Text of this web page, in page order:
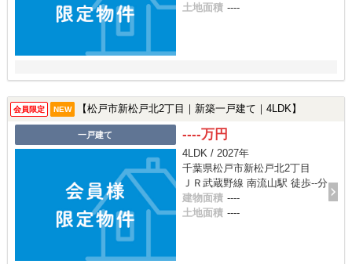
土地面積 ----
会員限定 NEW 【松戸市新松戸北2丁目｜新築一戸建て｜4LDK】
一戸建て ----万円
4LDK / 2027年
千葉県松戸市新松戸北2丁目
ＪＲ武蔵野線 南流山駅 徒歩--分
建物面積 ----
土地面積 ----